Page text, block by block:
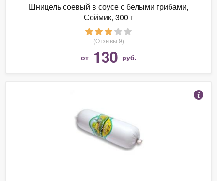
Шницель соевый в соусе с белыми грибами,
Соймик, 300 г
(Отзывы 9)
от 130 руб.